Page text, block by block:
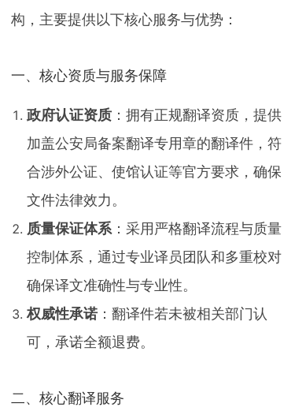
构，主要提供以下核心服务与优势：
一、核心资质与服务保障
政府认证资质 ‌：拥有正规翻译资质，提供
加盖公安局备案翻译专用章的翻译件，符
合涉外公证、使馆认证等官方要求，确保
文件法律效力。
质量保证体系 ‌：采用严格翻译流程与质量
控制体系，通过专业译员团队和多重校对
确保译文准确性与专业性。
权威性承诺‌：翻译件若未被相关部门认
可，承诺全额退费。
二、核心翻译服务